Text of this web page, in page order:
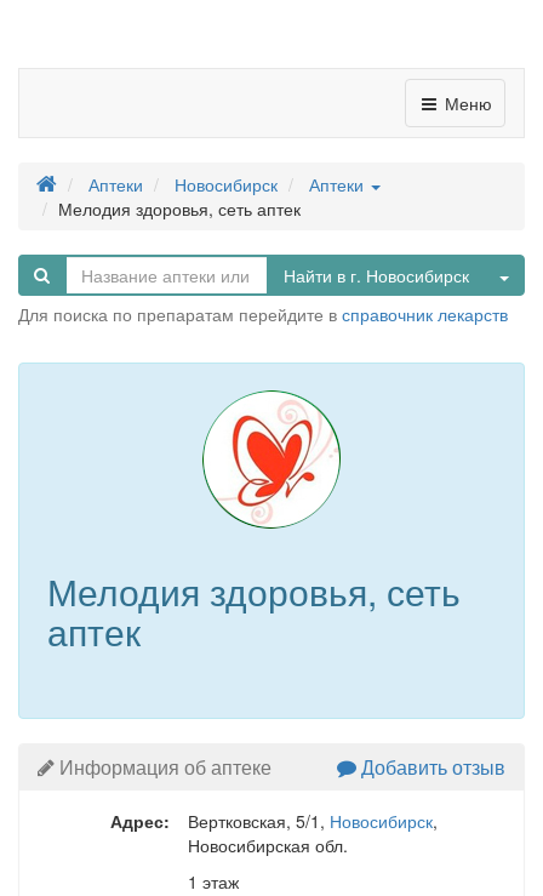
Меню
Аптеки Новосибирск
Аптеки
Мелодия здоровья, сеть аптек
Найти в г. Новосибирск
Для поиска по препаратам перейдите в справочник лекарств
Мелодия здоровья, сеть
аптек
Информация об аптеке Добавить отзыв
Адрес: Вертковская, 5/1 , Новосибирск,
Новосибирская обл.
1 этаж